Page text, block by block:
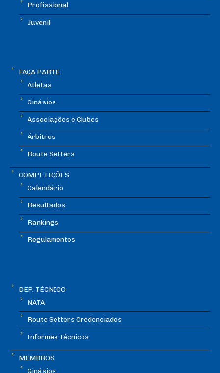
Profissional
Juvenil
FAÇA PARTE
Atletas
Ginásios
Associações e Clubes
Árbitros
Route Setters
COMPETIÇÕES
Calendário
Resultados
Rankings
Regulamentos
DEP. TÉCNICO
NATA
Route Setters Credenciados
Informes Técnicos
MEMBROS
Ginásios